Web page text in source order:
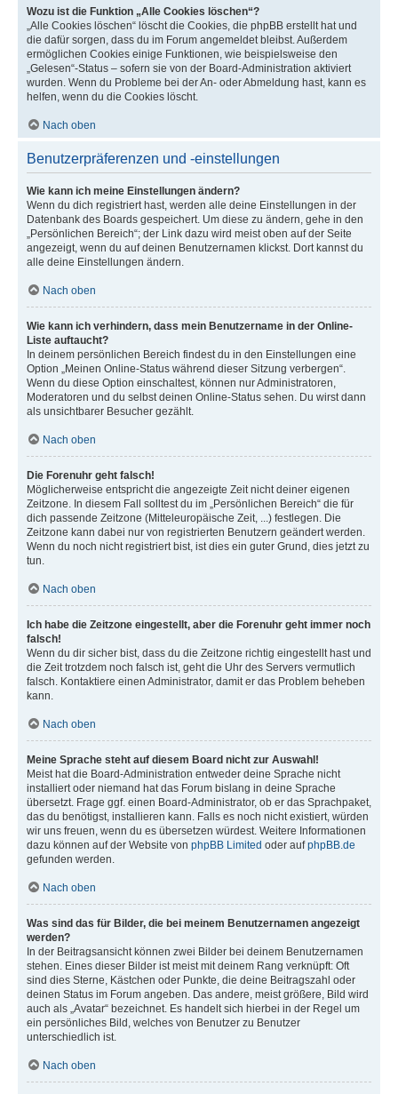
Wozu ist die Funktion „Alle Cookies löschen“?
„Alle Cookies löschen“ löscht die Cookies, die phpBB erstellt hat und
die dafür sorgen, dass du im Forum angemeldet bleibst. Außerdem
ermöglichen Cookies einige Funktionen, wie beispielsweise den
„Gelesen“-Status – sofern sie von der Board-Administration aktiviert
wurden. Wenn du Probleme bei der An- oder Abmeldung hast, kann es
helfen, wenn du die Cookies löscht.
Nach oben
Benutzerpräferenzen und -einstellungen
Wie kann ich meine Einstellungen ändern?
Wenn du dich registriert hast, werden alle deine Einstellungen in der
Datenbank des Boards gespeichert. Um diese zu ändern, gehe in den
„Persönlichen Bereich“; der Link dazu wird meist oben auf der Seite
angezeigt, wenn du auf deinen Benutzernamen klickst. Dort kannst du
alle deine Einstellungen ändern.
Nach oben
Wie kann ich verhindern, dass mein Benutzername in der Online-
Liste auftaucht?
In deinem persönlichen Bereich findest du in den Einstellungen eine
Option „Meinen Online-Status während dieser Sitzung verbergen“.
Wenn du diese Option einschaltest, können nur Administratoren,
Moderatoren und du selbst deinen Online-Status sehen. Du wirst dann
als unsichtbarer Besucher gezählt.
Nach oben
Die Forenuhr geht falsch!
Möglicherweise entspricht die angezeigte Zeit nicht deiner eigenen
Zeitzone. In diesem Fall solltest du im „Persönlichen Bereich“ die für
dich passende Zeitzone (Mitteleuropäische Zeit, ...) festlegen. Die
Zeitzone kann dabei nur von registrierten Benutzern geändert werden.
Wenn du noch nicht registriert bist, ist dies ein guter Grund, dies jetzt zu
tun.
Nach oben
Ich habe die Zeitzone eingestellt, aber die Forenuhr geht immer noch
falsch!
Wenn du dir sicher bist, dass du die Zeitzone richtig eingestellt hast und
die Zeit trotzdem noch falsch ist, geht die Uhr des Servers vermutlich
falsch. Kontaktiere einen Administrator, damit er das Problem beheben
kann.
Nach oben
Meine Sprache steht auf diesem Board nicht zur Auswahl!
Meist hat die Board-Administration entweder deine Sprache nicht
installiert oder niemand hat das Forum bislang in deine Sprache
übersetzt. Frage ggf. einen Board-Administrator, ob er das Sprachpaket,
das du benötigst, installieren kann. Falls es noch nicht existiert, würden
wir uns freuen, wenn du es übersetzen würdest. Weitere Informationen
dazu können auf der Website von phpBB Limited oder aufphpBB.de
gefunden werden.
Nach oben
Was sind das für Bilder, die bei meinem Benutzernamen angezeigt
werden?
In der Beitragsansicht können zwei Bilder bei deinem Benutzernamen
stehen. Eines dieser Bilder ist meist mit deinem Rang verknüpft: Oft
sind dies Sterne, Kästchen oder Punkte, die deine Beitragszahl oder
deinen Status im Forum angeben. Das andere, meist größere, Bild wird
auch als „Avatar“ bezeichnet. Es handelt sich hierbei in der Regel um
ein persönliches Bild, welches von Benutzer zu Benutzer
unterschiedlich ist.
Nach oben